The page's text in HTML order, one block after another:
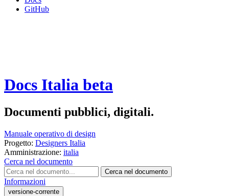
GitHub
Docs Italia beta
Documenti pubblici, digitali.
Manuale operativo di design
Progetto: Designers Italia
Amministrazione: italia
Cerca nel documento
Cerca nel documento
Informazioni
versione-corrente